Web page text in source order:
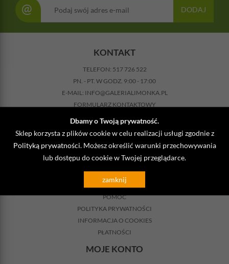
Dbamy o Twoją prywatność.
Sklep korzysta z plików cookie w celu realizacji usługi zgodnie z
Polityką prywatności . Możesz określić warunki przechowywania
lub dostępu do cookie w Twojej przeglądarce.
zamknij
@ DODAJ
KONTAKT
TELEFON: 517 726 522
PN. - PT. W GODZ. 9:00 - 17:00
E-MAIL: INFO@GALERIALIMONKA.PL
FORMULARZ KONTAKTOWY
INFORMACJE
REGULAMIN SKLEPU
KOSZTY DOSTAWY
ZWROTY
REKLAMACJA
POMOC
POLITYKA PRYWATNOŚCI
INFORMACJA O COOKIES
PŁATNOŚCI
MOJE KONTO